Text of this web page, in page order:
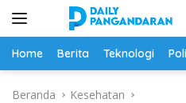
Home Berita Teknologi
Beranda Kesehatan